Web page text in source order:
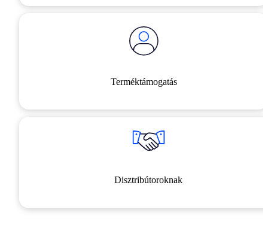
Terméktámogatás
Disztribútoroknak